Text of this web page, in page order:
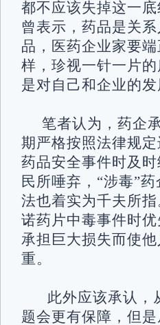
都不应该失掉这一
曾表示，药品是关
品，医药企业家要
样，珍视一针一片
是对自己和企业的发
笔者认为，药企
期严格按照法律规
药品安全事件时及
民所唾弃，“涉毒”
法也着实为千夫所
诺药片中毒事件时
承担巨大损失而使
重。
此外应该承认，
题会更有保障，但